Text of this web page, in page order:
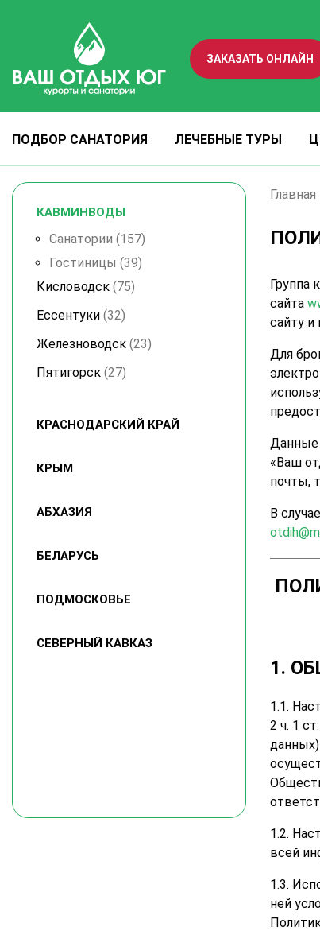
ЗАКАЗАТЬ ОНЛАЙН
ПОДБОР САНАТОРИЯ ЛЕЧЕБНЫЕ ТУРЫ
КАВМИНВОДЫ
Санатории (157)
Гостиницы (39)
Кисловодск (75)
Ессентуки (32)
Железноводск (23)
Пятигорск (27)
КРАСНОДАРСКИЙ КРАЙ
КРЫМ
АБХАЗИЯ
БЕЛАРУСЬ
ПОДМОСКОВЬЕ
СЕВЕРНЫЙ КАВКАЗ
Главная
Группа
сайта
сайту и
Для
Данные
«Ваш
почты,
В
1.
1.1.
2 ч. 1
1.2.
всей
1.3.
ней